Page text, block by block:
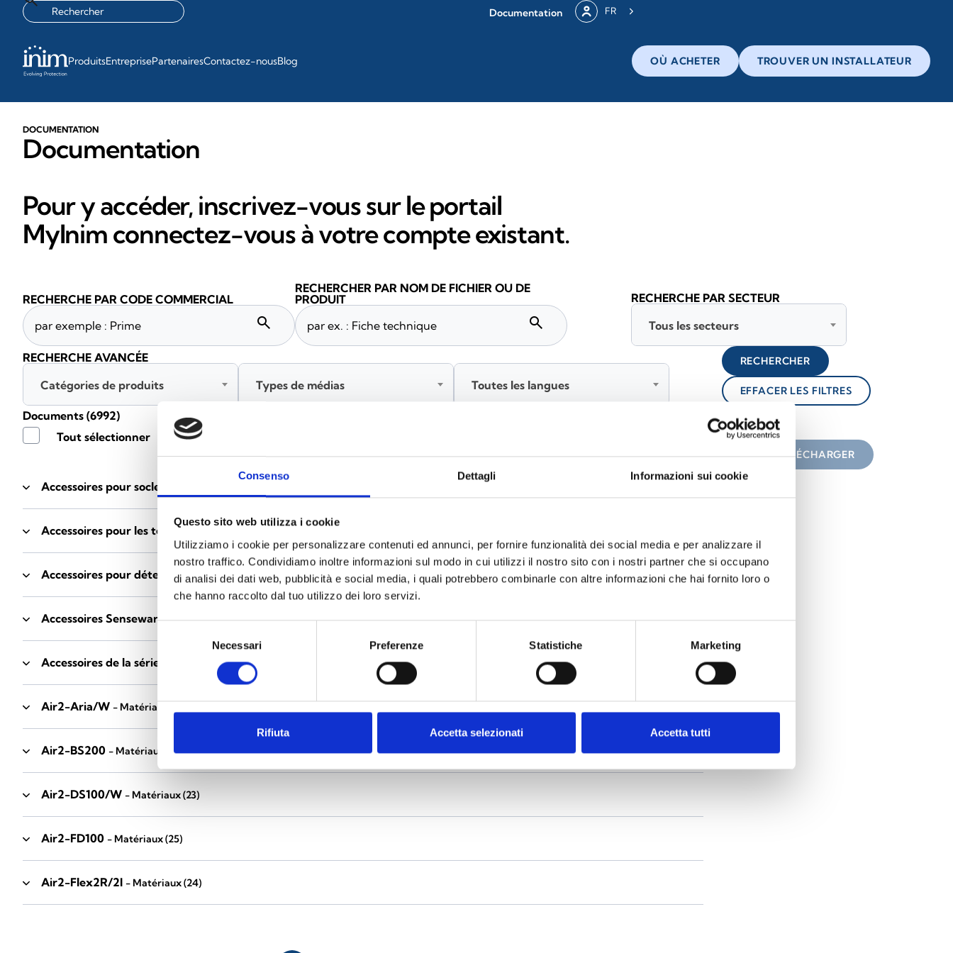
Consenso Dettagli Informazioni sui cookie
Questo sito web utilizza i cookie
Utilizziamo i cookie per personalizzare contenuti ed annunci, per fornire funzionalità dei social media e per analizzare il
nostro traffico. Condividiamo inoltre informazioni sul modo in cui utilizzi il nostro sito con i nostri partner che si occupano
di analisi dei dati web, pubblicità e social media, i quali potrebbero combinarle con altre informazioni che hai fornito loro o
che hanno raccolto dal tuo utilizzo dei loro servizi.
consenso
Necessari Preferenze Statistiche Marketing
Rifiuta Accetta selezionati Accetta tutti
Documentation FR
ProduitsEntreprisePartenairesContactez-nousBlog OÙ ACHETER TROUVER UN INSTALLATEUR
DOCUMENTATION
Documentation
Pour y accéder, inscrivez-vous sur le portail
MyInim connectez-vous à votre compte existant.
Accessoires pour socles EB00
Accessoires pour les tests des détecteurs
Accessoires pour détecteurs Enea - Matériaux (35)
Accessoires Senseware - Matériaux(2)
Accessoires de la série Industrial - Matériaux
Air2-Aria/W - Matériaux
Air2-BS200 - Matériaux (34)
Air2-DS100/W - Matériaux(23)
Air2-FD100 - Matériaux(25)
Air2-Flex2R/2I - Matériaux(24)
Documents (6992)
Tout sélectionner
TÉLÉCHARGER
RECHERCHE PAR CODE COMMERCIAL
search
RECHERCHER PAR NOM DE FICHIER OU DE
PRODUIT
search
RECHERCHE PAR SECTEUR
Tous les secteurs
RECHERCHE AVANCÉE
Catégories de produits
Types de médias Toutes les langues
RECHERCHER
EFFACER LES FILTRES